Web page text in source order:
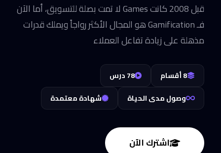
قبل 2008 كانت Games لا تمت بصلة للتسويق، أما الآن
فـ Gamification هو المجال الأكثر رواجاً ويملك قدرات
مذهلة على زيادة تفاعل العملاء
8 أقسام
78 درس
وصول مدى الحياة
شهادة معتمدة
اشترك الآن